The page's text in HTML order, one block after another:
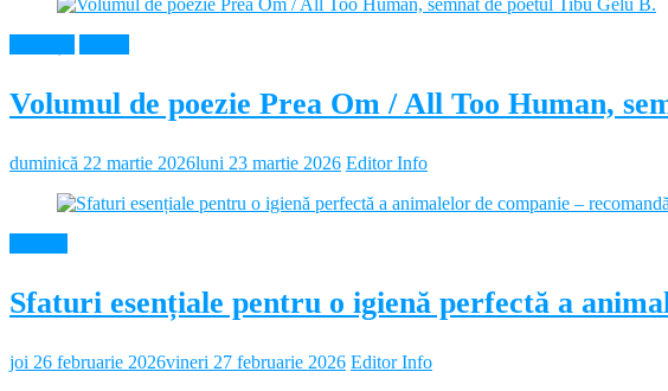
Volumul de poezie Prea Om / All Too Human,
duminică 22 martie 2026luni 23 martie 2026 Editor Info
Sfaturi esențiale pentru o igienă perfectă a
joi 26 februarie 2026vineri 27 februarie 2026 Editor Info